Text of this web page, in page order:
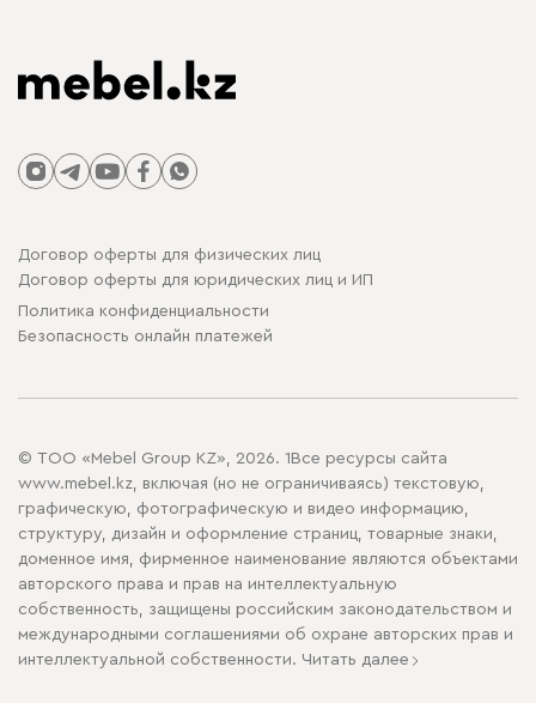
Договор оферты для физических лиц
Договор оферты для юридических лиц и ИП
Политика конфиденциальности
Безопасность онлайн платежей
© ТОО «Mebel Group KZ», 2026. 1Все ресурсы сайта
www.mebel.kz, включая (но не ограничиваясь) текстовую,
графическую, фотографическую и видео информацию,
структуру, дизайн и оформление страниц, товарные знаки,
доменное имя, фирменное наименование являются объектами
авторского права и прав на интеллектуальную
собственность, защищены российским законодательством и
международными соглашениями об охране авторских прав и
интеллектуальной собственности. Читать далее